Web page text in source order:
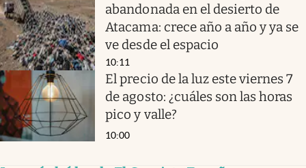
abandonada en el desierto de
Atacama: crece año a año y ya se
ve desde el espacio
10:11
El precio de la luz este viernes 7
de agosto: ¿cuáles son las horas
pico y valle?
10:00